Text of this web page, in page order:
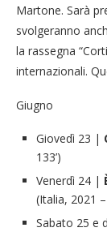
Martone. Sarà
svolgeranno
la rassegna
internazionali.
Giugno
Giovedì 23 |
133’)
Venerdì 24 |
(Italia, 2021 –
Sabato 25 e